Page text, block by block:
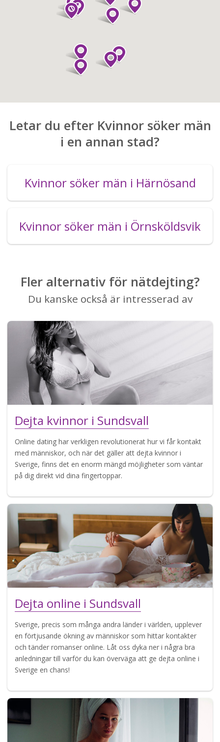
Letar du efter Kvinnor söker män
i en annan stad?
Kvinnor söker män i Härnösand
Kvinnor söker män i Örnsköldsvik
Fler alternativ för nätdejting?
Du kanske också är intresserad av
Dejta kvinnor i Sundsvall
Online dating har verkligen revolutionerat hur vi får kontakt
med människor, och när det gäller att dejta kvinnor i
Sverige, finns det en enorm mängd möjligheter som väntar
på dig direkt vid dina fingertoppar.
Dejta online i Sundsvall
Sverige, precis som många andra länder i världen, upplever
en förtjusande ökning av människor som hittar kontakter
och tänder romanser online. Låt oss dyka ner i några bra
anledningar till varför du kan överväga att ge dejta online i
Sverige en chans!